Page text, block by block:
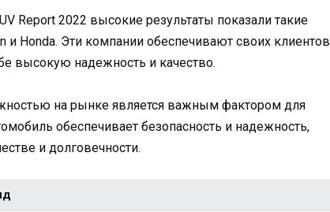
Report 2022 высокие результаты показали такие
Honda. Эти компании обеспечивают своих клиентов
высокую надежность и качество.
на рынке является важным фактором для
обеспечивает безопасность и надежность,
и долговечности.